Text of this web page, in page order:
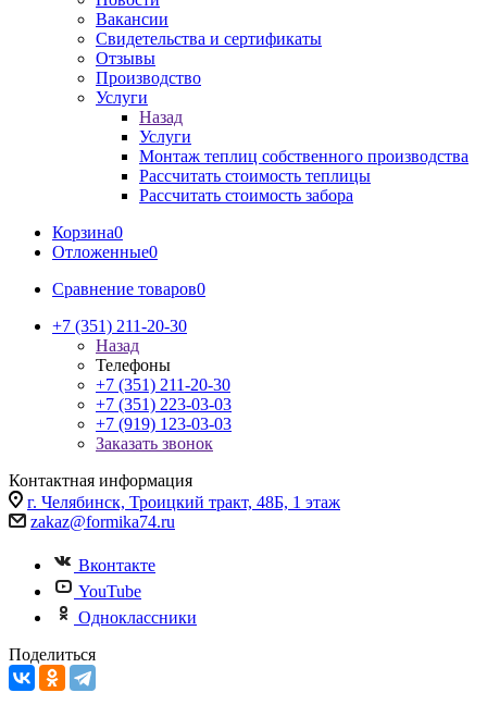
Вакансии
Свидетельства и сертификаты
Отзывы
Производство
Услуги
Назад
Услуги
Монтаж теплиц собственного производства
Рассчитать стоимость теплицы
Рассчитать стоимость забора
Корзина0
Отложенные0
Сравнение товаров0
+7 (351) 211-20-30
Назад
Телефоны
+7 (351) 211-20-30
+7 (351) 223-03-03
+7 (919) 123-03-03
Заказать звонок
Контактная информация
г. Челябинск, Троицкий тракт, 48Б, 1 этаж
zakaz@formika74.ru
Вконтакте
YouTube
Одноклассники
Поделиться